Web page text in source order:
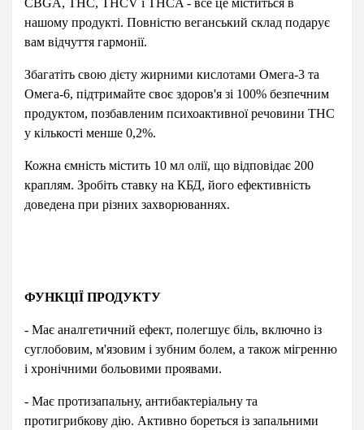
CBGA, THC, THCV і THCA - все це міститься в
нашому продукті. Повністю веганський склад подарує
вам відчуття гармонії.
Збагатіть свою дієту жирними кислотами Омега-3 та
Омега-6, підтримайте своє здоров'я зі 100% безпечним
продуктом, позбавленим психоактивної речовини THC
у кількості менше 0,2%.
Кожна ємність містить 10 мл олії, що відповідає 200
краплям. Зробіть ставку на КБД, його ефективність
доведена при різних захворюваннях.
ФУНКЦІЇ ПРОДУКТУ
- Має аналгетичний ефект, полегшує біль, включно із
суглобовим, м'язовим і зубним болем, а також мігренню
і хронічними больовими проявами.
- Має протизапальну, антибактеріальну та
протигрибкову дію. Активно бореться із запальними